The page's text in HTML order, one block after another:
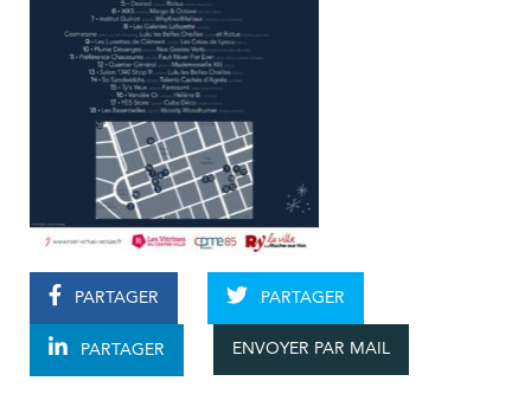
PARTAGER PARTAGER
PARTAGER ENVOYER PAR MAIL